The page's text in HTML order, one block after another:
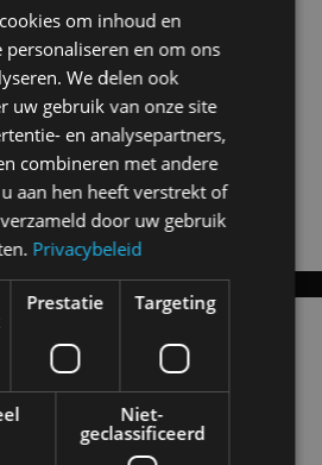
Temerario mag je eigenlijk geen
noemen
berichten
EV EXPERIENCE 2026?
24 tot 26 september
BMW iX3 vs Volvo EX60 – Welke
je hebben?
– Kia Niro Hybrid (2026), nog wel
om inhoud en
personaliseren en om ons
We delen ook
uw gebruik van onze site
en analysepartners,
combineren met andere
aan hen heeft verstrekt of
door uw gebruik
Privacybeleid
Prestatie Targeting
Niet-
geclassificeerd